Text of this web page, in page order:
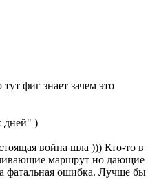
фиг знает зачем это
дней" )
война шла ))) Кто-то в
маршрут но дающие
фатальная ошибка. Лучше бы